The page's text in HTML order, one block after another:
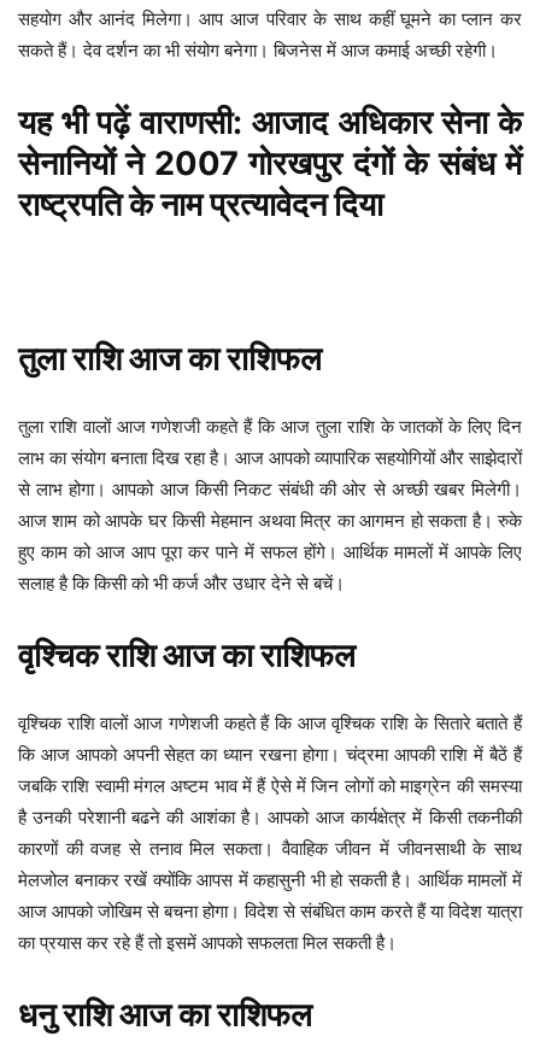
सहयोग और आनंद मिलेगा। आप आज परिवार के साथ कहीं घूमने का प्लान कर
सकते हैं। देव दर्शन का भी संयोग बनेगा। बिजनेस में आज कमाई अच्छी रहेगी।
यह भी पढ़ेंवाराणसी: आजाद अधिकार सेना के
सेनानियों ने 2007 गोरखपुर दंगों के संबंध में
राष्ट्रपति के नाम प्रत्यावेदन दिया
तुलाराशिआजकाराशिफल
तुला राशि वालों आज गणेशजी कहते हैं कि आज तुला राशि के जातकों के लिए दिन
लाभ का संयोग बनाता दिख रहा है। आज आपको व्यापारिक सहयोगियों और साझेदारों
से लाभ होगा। आपको आज किसी निकट संबंधी की ओर से अच्छी खबर मिलेगी।
आज शाम को आपके घर किसी मेहमान अथवा मित्र का आगमन हो सकता है। रुके
हुए काम को आज आप पूरा कर पाने में सफल होंगे। आर्थिक मामलों में आपके लिए
सलाह है कि किसी को भी कर्ज और उधार देने से बचें।
वृश्चिकराशिआजकाराशिफल
वृश्चिक राशि वालों आज गणेशजी कहते हैं कि आज वृश्चिक राशि के सितारे बताते हैं
कि आज आपको अपनी सेहत का ध्यान रखना होगा। चंद्रमा आपकी राशि में बैठें हैं
जबकि राशि स्वामी मंगल अष्टम भाव में हैं ऐसे में जिन लोगों को माइग्रेन की समस्या
है उनकी परेशानी बढने की आशंका है। आपको आज कार्यक्षेत्र में किसी तकनीकी
कारणों की वजह से तनाव मिल सकता। वैवाहिक जीवन में जीवनसाथी के साथ
मेलजोल बनाकर रखें क्योंकि आपस में कहासुनी भी हो सकती है। आर्थिक मामलों में
आज आपको जोखिम से बचना होगा। विदेश से संबंधित काम करते हैं या विदेश यात्रा
का प्रयास कर रहे हैं तो इसमें आपको सफलता मिल सकती है।
धनुराशिआजकाराशिफल